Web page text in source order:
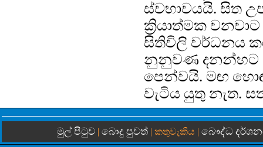
ස්වභාවයයි. සිත
ක්‍රියාත්මක
සිතිවිලි වර්ධනය
නුනුවණ දනන්හට
පෙන්වයි. මඟ
වැටිය යුතු නැත.
මුල් පිටුව | බොදු පුවත් | කතුවැකිය | බෞද්ධ